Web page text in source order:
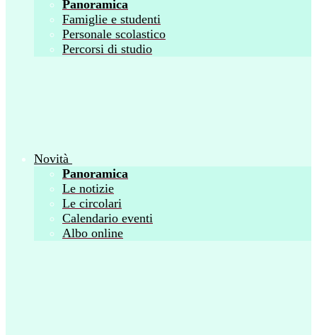
Panoramica
Famiglie e studenti
Personale scolastico
Percorsi di studio
Novità
Panoramica
Le notizie
Le circolari
Calendario eventi
Albo online